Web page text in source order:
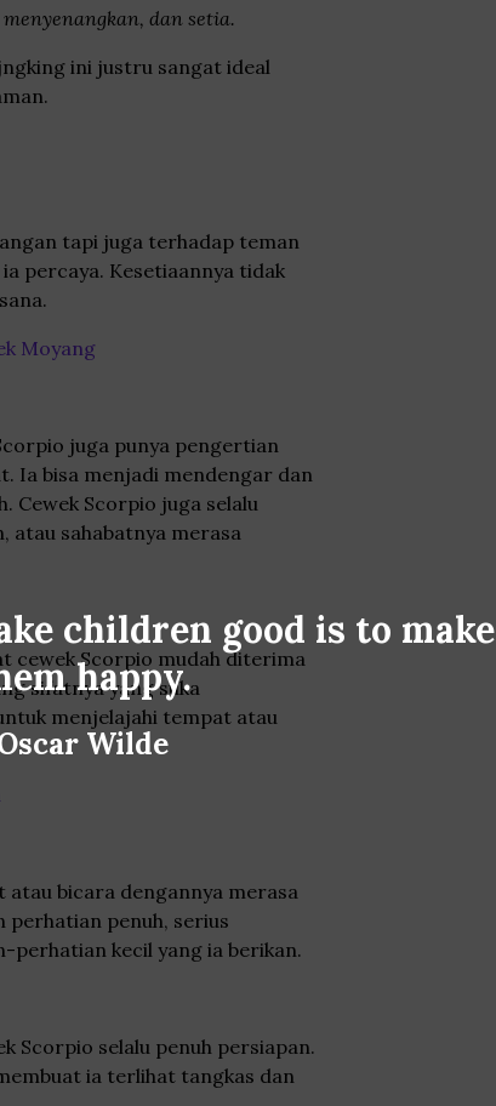
children good is to make
happy.
Wilde
dan setia.
ini justru sangat ideal
tapi juga terhadap teman
percaya. Kesetiaannya tidak
Moyang
juga punya pengertian
Ia bisa menjadi mendengar dan
Cewek Scorpio juga selalu
atau sahabatnya merasa
cewek Scorpio mudah diterima
sifatnya yang suka
menjelajahi tempat atau
atau bicara dengannya merasa
perhatian penuh, serius
kecil yang ia berikan.
Scorpio selalu penuh persiapan.
ia terlihat tangkas dan